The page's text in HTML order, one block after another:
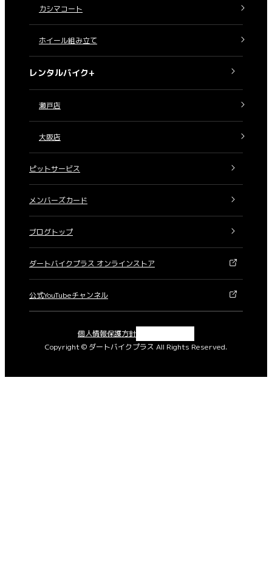
カシマコート
ホイール組み立て
レンタルバイク+
瀬戸店
大阪店
ピットサービス
メンバーズカード
ブログトップ
ダートバイクプラス オンラインストア
公式YouTubeチャンネル
Copyright © ダートバイクプラス All Rights Reserved.
個人情報保護方針X